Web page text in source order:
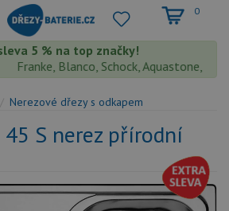
0
5 % na top značky!
Franke, Blanco, Schock, Aquastone,
Nerezové dřezy s odkapem
45 S nerez přírodní